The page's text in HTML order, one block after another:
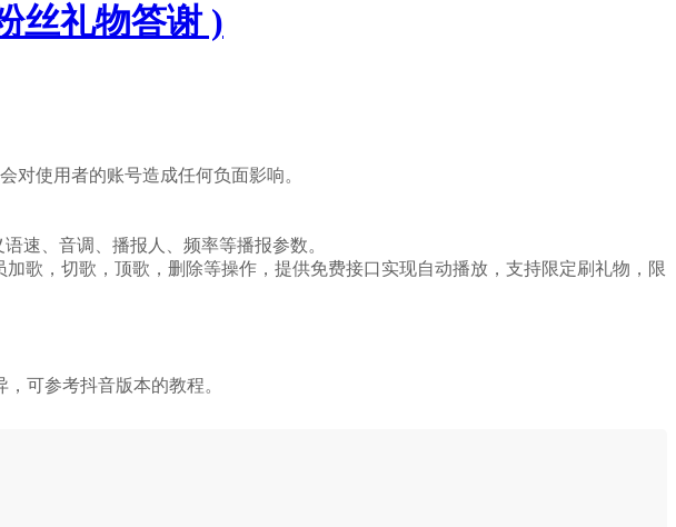
丝礼物答谢 )
对使用者的账号造成任何负面影响。
速、音调、播报人、频率等播报参数。
歌，切歌，顶歌，删除等操作，提供免费接口实现自动播放，支持限定刷礼物，限
可参考抖音版本的教程。